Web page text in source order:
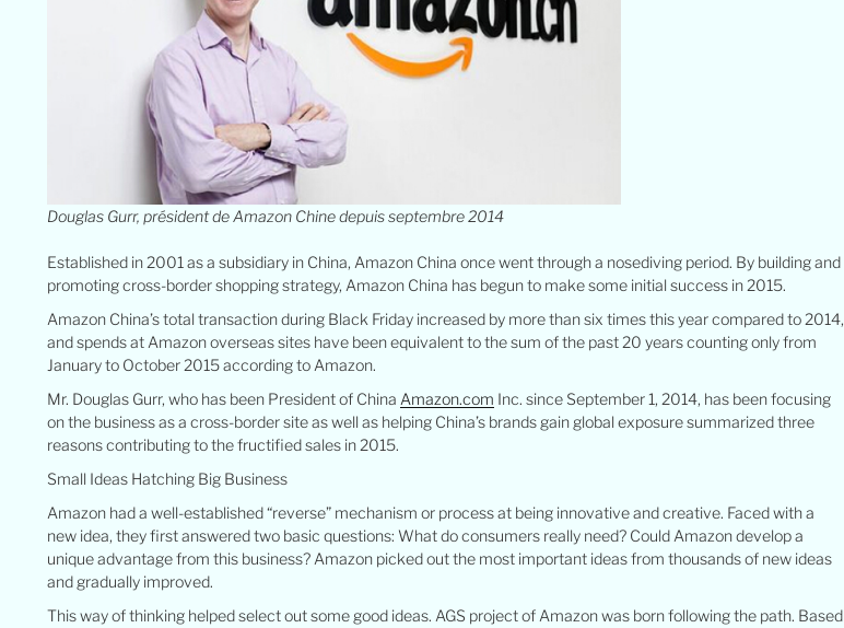
Douglas Gurr, président de Amazon Chine depuis septembre 2014
Established in 2001 as a subsidiary in China, Amazon China once went through a nosediving period. By building and
promoting cross-border shopping strategy, Amazon China has begun to make some initial success in 2015.
Amazon China’s total transaction during Black Friday increased by more than six times this year compared to 2014,
and spends at Amazon overseas sites have been equivalent to the sum of the past 20 years counting only from
January to October 2015 according to Amazon.
Mr. Douglas Gurr, who has been President of China Amazon.com Inc. since September 1, 2014, has been focusing
on the business as a cross-border site as well as helping China’s brands gain global exposure summarized three
reasons contributing to the fructified sales in 2015.
Small Ideas Hatching Big Business
Amazon had a well-established “reverse” mechanism or process at being innovative and creative. Faced with a
new idea, they first answered two basic questions: What do consumers really need? Could Amazon develop a
unique advantage from this business? Amazon picked out the most important ideas from thousands of new ideas
and gradually improved.
This way of thinking helped select out some good ideas. AGS project of Amazon was born following the path. Based